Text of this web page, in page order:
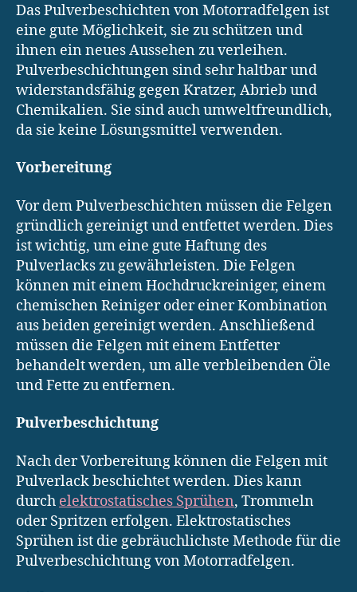
Das Pulverbeschichten von Motorradfelgen ist
eine gute Möglichkeit, sie zu schützen und
ihnen ein neues Aussehen zu verleihen.
Pulverbeschichtungen sind sehr haltbar und
widerstandsfähig gegen Kratzer, Abrieb und
Chemikalien. Sie sind auch umweltfreundlich,
da sie keine Lösungsmittel verwenden.
Vorbereitung
Vor dem Pulverbeschichten müssen die Felgen
gründlich gereinigt und entfettet werden. Dies
ist wichtig, um eine gute Haftung des
Pulverlacks zu gewährleisten. Die Felgen
können mit einem Hochdruckreiniger, einem
chemischen Reiniger oder einer Kombination
aus beiden gereinigt werden. Anschließend
müssen die Felgen mit einem Entfetter
behandelt werden, um alle verbleibenden Öle
und Fette zu entfernen.
Pulverbeschichtung
Nach der Vorbereitung können die Felgen mit
Pulverlack beschichtet werden. Dies kann
durch elektrostatisches Sprühen, Trommeln
oder Spritzen erfolgen. Elektrostatisches
Sprühen ist die gebräuchlichste Methode für die
Pulverbeschichtung von Motorradfelgen.